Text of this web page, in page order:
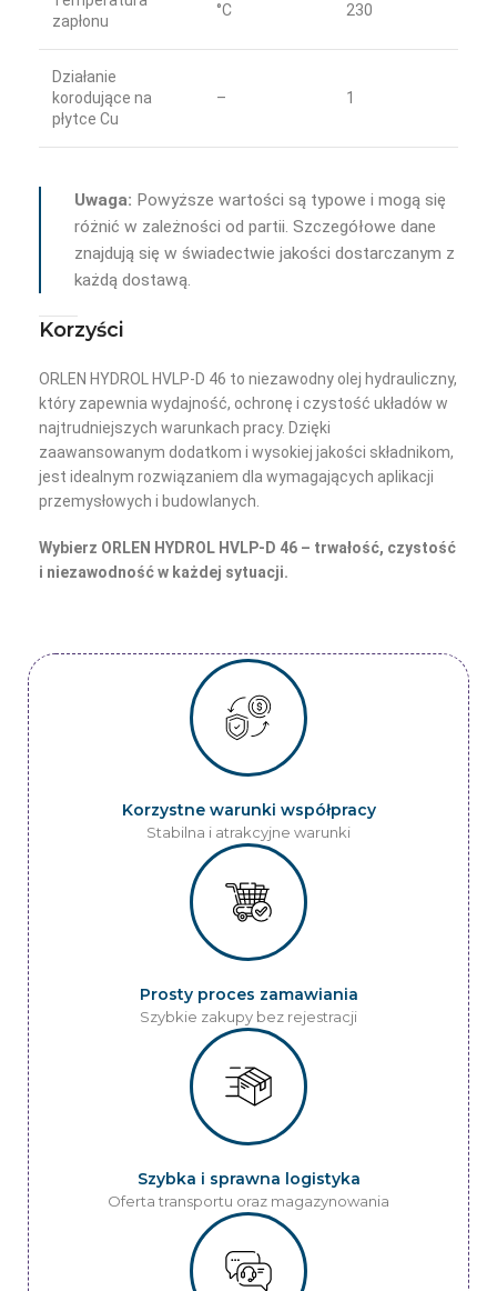
zapłonu
°C 230
Działanie
korodujące na
płytce Cu
– 1
Uwaga: Powyższe wartości są typowe i mogą się
różnić w zależności od partii. Szczegółowe dane
znajdują się w świadectwie jakości dostarczanym z
każdą dostawą.
Korzyści
ORLEN HYDROL HVLP-D 46 to niezawodny olej hydrauliczny,
który zapewnia wydajność, ochronę i czystość układów w
najtrudniejszych warunkach pracy. Dzięki
zaawansowanym dodatkom i wysokiej jakości składnikom,
jest idealnym rozwiązaniem dla wymagających aplikacji
przemysłowych i budowlanych.
Wybierz ORLEN HYDROL HVLP-D 46 – trwałość, czystość
i niezawodność w każdej sytuacji.
Korzystne warunki współpracy
Stabilna i atrakcyjne warunki
Prosty proces zamawiania
Szybkie zakupy bez rejestracji
Szybka i sprawna logistyka
Oferta transportu oraz magazynowania